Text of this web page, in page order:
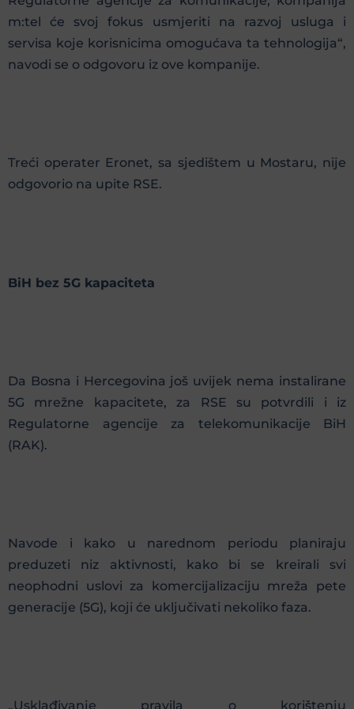
m:tel će svoj fokus usmjeriti na razvoj usluga i
servisa koje korisnicima omogućava ta tehnologija“,
navodi se o odgovoru iz ove kompanije.
Treći operater Eronet, sa sjedištem u Mostaru, nije
odgovorio na upite RSE.
BiH bez 5G kapaciteta
Da Bosna i Hercegovina još uvijek nema instalirane
5G mrežne kapacitete, za RSE su potvrdili i iz
Regulatorne agencije za telekomunikacije BiH
(RAK).
Navode i kako u narednom periodu planiraju
preduzeti niz aktivnosti, kako bi se kreirali svi
neophodni uslovi za komercijalizaciju mreža pete
generacije (5G), koji će uključivati nekoliko faza.
„Usklađivanje pravila o korištenju